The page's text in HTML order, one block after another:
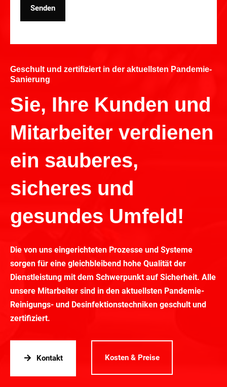
Senden
Geschult und zertifiziert in der aktuellsten Pandemie-
Sanierung
Sie, Ihre Kunden und
Mitarbeiter verdienen
ein sauberes,
sicheres und
gesundes Umfeld!
Die von uns eingerichteten Prozesse und Systeme
sorgen für eine gleichbleibend hohe Qualität der
Dienstleistung mit dem Schwerpunkt auf Sicherheit. Alle
unsere Mitarbeiter sind in den aktuellsten Pandemie-
Reinigungs- und Desinfektionstechniken geschult und
zertifiziert.
Kontakt Kosten & Preise